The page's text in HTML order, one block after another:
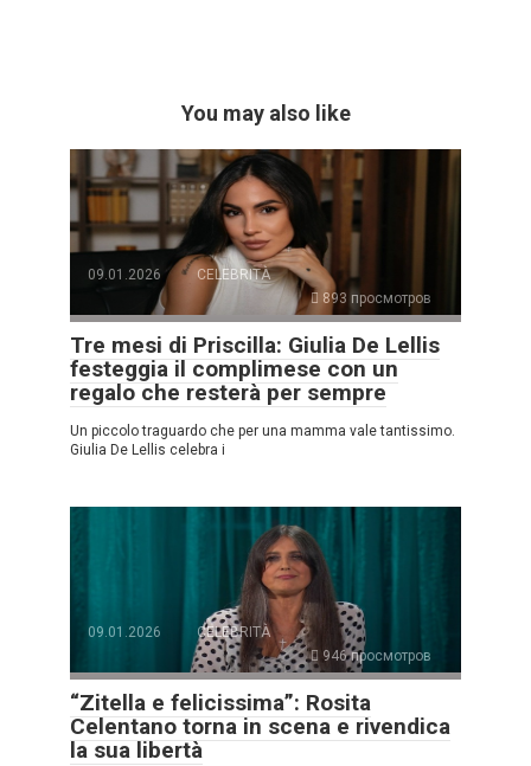
You may also like
09.01.2026
CELEBRITÀ
893 просмотров
Tre mesi di Priscilla: Giulia De Lellis
festeggia il complimese con un
regalo che resterà per sempre
Un piccolo traguardo che per una mamma vale tantissimo.
Giulia De Lellis celebra i
09.01.2026
CELEBRITÀ
946 просмотров
“Zitella e felicissima”: Rosita
Celentano torna in scena e rivendica
la sua libertà